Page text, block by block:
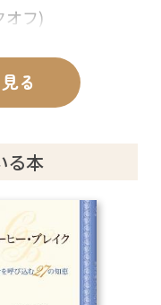
フ)
ない」症候群
へ
ていると思う
る
る本